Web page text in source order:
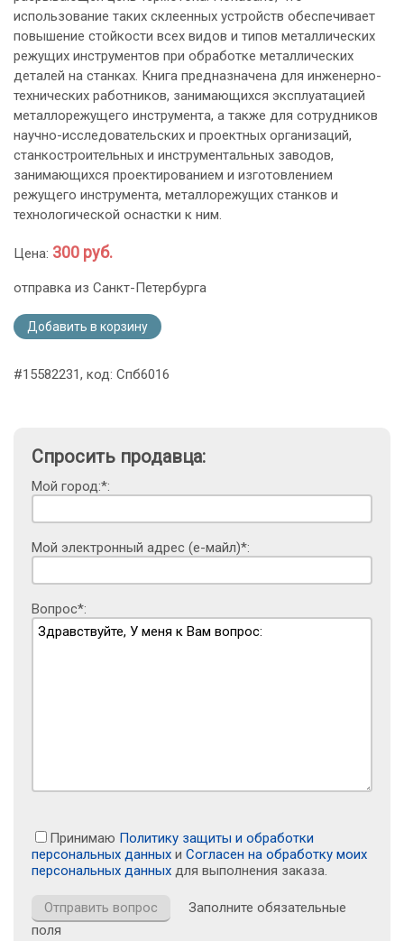
использование таких склеенных устройств обеспечивает
повышение стойкости всех видов и типов металлических
режущих инструментов при обработке металлических
деталей на станках. Книга предназначена для инженерно-
технических работников, занимающихся эксплуатацией
металлорежущего инструмента, а также для сотрудников
научно-исследовательских и проектных организаций,
станкостроительных и инструментальных заводов,
занимающихся проектированием и изготовлением
режущего инструмента, металлорежущих станков и
технологической оснастки к ним.
Цена: 300 руб.
отправка из Санкт-Петербурга
Добавить в корзину
#15582231, код: Спб6016
Спросить продавца:
Мой город:*:
Мой электронный адрес (е-майл)*:
Вопрос*:
Принимаю Политику защиты и обработки
персональных данных и Согласен на обработку моих
персональных данных для выполнения заказа.
Заполните обязательные
поля